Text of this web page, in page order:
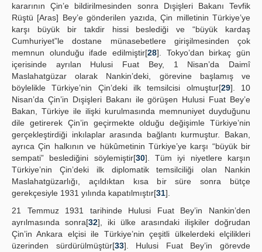
kararının Çin’e bildirilmesinden sonra Dışişleri Bakanı Tevfik
Rüştü [Aras] Bey’e gönderilen yazıda, Çin milletinin Türkiye’ye
karşı büyük bir takdir hissi beslediği ve “büyük kardaş
Cumhuriyet”le dostane münasebetlere girişilmesinden çok
memnun olunduğu ifade edilmiştir[28]. Tokyo’dan birkaç gün
içerisinde ayrılan Hulusi Fuat Bey, 1 Nisan’da Daimî
Maslahatgüzar olarak Nankin’deki, görevine başlamış ve
böylelikle Türkiye’nin Çin’deki ilk temsilcisi olmuştur[29]. 10
Nisan’da Çin’in Dışişleri Bakanı ile görüşen Hulusi Fuat Bey’e
Bakan, Türkiye ile ilişki kurulmasında memnuniyet duyduğunu
dile getirerek Çin’in geçirmekte olduğu değişimle Türkiye’nin
gerçekleştirdiği inkılaplar arasında bağlantı kurmuştur. Bakan,
ayrıca Çin halkının ve hükûmetinin Türkiye’ye karşı “büyük bir
sempati” beslediğini söylemiştir[30]. Tüm iyi niyetlere karşın
Türkiye’nin Çin’deki ilk diplomatik temsilciliği olan Nankin
Maslahatgüzarlığı, açıldıktan kısa bir süre sonra bütçe
gerekçesiyle 1931 yılında kapatılmıştır[31].
21 Temmuz 1931 tarihinde Hulusi Fuat Bey’in Nankin’den
ayrılmasında sonra[32], iki ülke arasındaki ilişkiler doğrudan
Çin’in Ankara elçisi ile Türkiye’nin çeşitli ülkelerdeki elçilikleri
üzerinden sürdürülmüştür[33]. Hulusi Fuat Bey’in görevde